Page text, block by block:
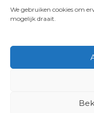
We gebruiken cookies om
mogelijk draait.